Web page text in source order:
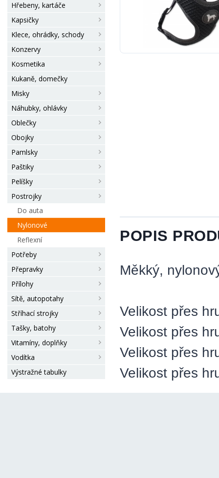
Hřebeny, kartáče
Kapsičky
Klece, ohrádky, schody
Konzervy
Kosmetika
Kukaně, domečky
Misky
Náhubky, ohlávky
Oblečky
Obojky
Pamlsky
Paštiky
Pelíšky
Postrojky
Do auta
Nylonové
Reflexní
Potřeby
Přepravky
Přílohy
Sítě, autopotahy
Stříhací strojky
Tašky, batohy
Vitamíny, doplňky
Vodítka
Výstražné tabulky
POPIS
Měkký,
Velikost přes
Velikost přes
Velikost přes
Velikost přes